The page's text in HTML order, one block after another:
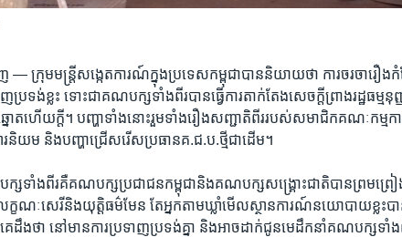
ញ —ក្រុម​មន្ត្រី​សង្កេត​ការណ៍​ក្នុង​ប្រទេស​កម្ពុជា​បាន​និយាយ​ថា ​ការ​ចរចា​រឿ
ប្រទង់​ខ្លះ ​ទោះជា​គណបក្ស​ទាំង​ពីរ​បាន​ធ្វើការ​តាក់តែង​សេចក្តី​ព្រាង​រដ្ឋ​ធម្ម
ោត​ហើយ​ក្តី។​ បញ្ហា​ទាំង​នោះ​រួម​ទាំង​រឿង​សញ្ជាតិ​ពីរ​របស់​សមាជិក​គណៈកម្មការ​
រ​និយម​ និង​បញ្ហា​ជ្រើសរើស​ប្រធាន​គ.ជ.ប.​ថ្មី​ជាដើម។​
ស​ទាំងពីរ​គឺ​គណបក្ស​ប្រជាជន​កម្ពុជា​និង​គណបក្ស​សង្គ្រោះ​ជាតិ​បាន​ព្រម​ព្រៀង​គ្
ក្ខណៈ​សេរី​និង​យុត្តិធម៌​មែន​ តែ​អ្នក​តាម​ឃ្លាំ​មើល​ស្ថាន​ការណ៍​នយោបាយ​ខ្លះ​ប
េ​ដឹង​ថា ​នៅ​មាន​ការ​ប្រទាញ​ប្រទង់​គ្នា​ និង​អាច​ដាក់​ជូន​មេដឹកនាំ​គណបក្ស​ទាំ